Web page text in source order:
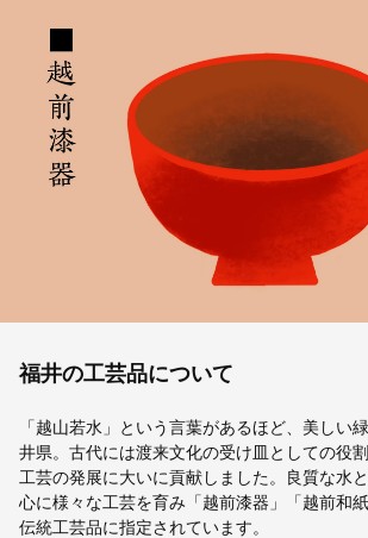
福井の工芸品について
「越山若水」という言葉があるほど、美しい
井県。古代には渡来文化の受け皿としての役
工芸の発展に大いに貢献しました。良質な水
心に様々な工芸を育み「越前漆器」「越前和
伝統工芸品に指定されています。